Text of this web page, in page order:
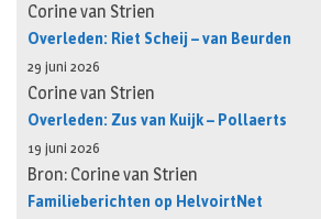
Corine van Strien
Overleden: Riet Scheij – van Beurden
29 juni 2026
Corine van Strien
Overleden: Zus van Kuijk – Pollaerts
19 juni 2026
Bron: Corine van Strien
Familieberichten op HelvoirtNet